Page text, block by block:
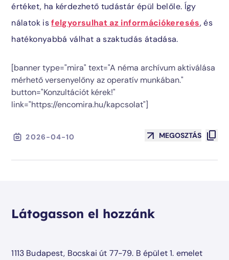
értéket, ha kérdezhető tudástár épül belőle. Így
nálatok isfelgyorsulhat az információkeresés, és
hatékonyabbá válhat a szaktudás átadása.
[banner type="mira" text="A néma archívum aktiválása
mérhető versenyelőny az operatív munkában."
button="Konzultációt kérek!"
link="https://encomira.hu/kapcsolat"]
2026-04-10 MEGOSZTÁS
Látogasson el hozzánk
1113 Budapest, Bocskai út 77-79. B épület 1. emelet